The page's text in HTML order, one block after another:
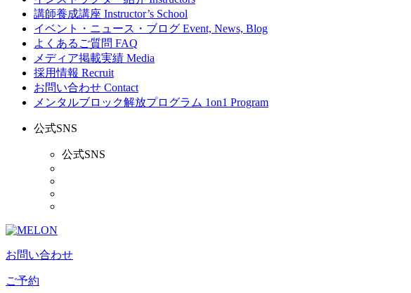
講師養成講座 Instructor’s School
イベント・ニュース・ブログ Event, News, Blog
よくあるご質問 FAQ
メディア掲載実績 Media
採用情報 Recruit
お問い合わせ Contact
メンタルブロック解放プログラム 1on1 Program
公式SNS
公式SNS
お問い合わせ
ご予約